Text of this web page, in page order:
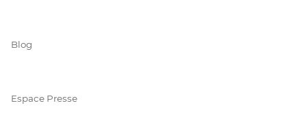
Blog
Espace Presse